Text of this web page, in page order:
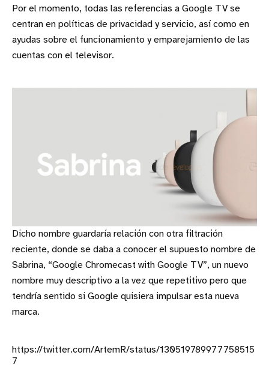
Por el momento, todas las referencias a Google TV se
centran en políticas de privacidad y servicio, así como en
ayudas sobre el funcionamiento y emparejamiento de las
cuentas con el televisor.
Dicho nombre guardaría relación con otra filtración
reciente, donde se daba a conocer el supuesto nombre de
Sabrina, “Google Chromecast with Google TV”, un nuevo
nombre muy descriptivo a la vez que repetitivo pero que
tendría sentido si Google quisiera impulsar esta nueva
marca.
https://twitter.com/ArtemR/status/130519789977758515
7